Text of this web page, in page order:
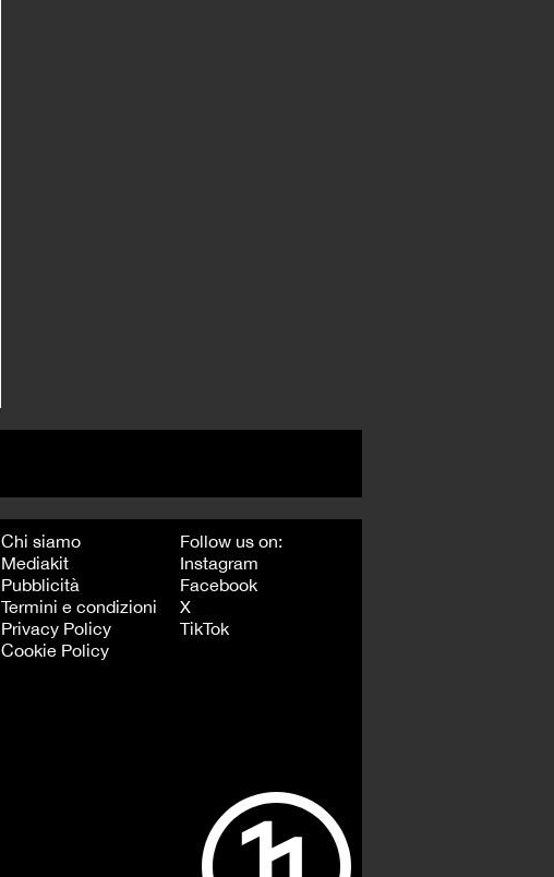
Chi siamo
Mediakit
Pubblicità
Termini e condizioni
Privacy Policy
Cookie Policy
Follow us on:
Instagram
Facebook
X
TikTok